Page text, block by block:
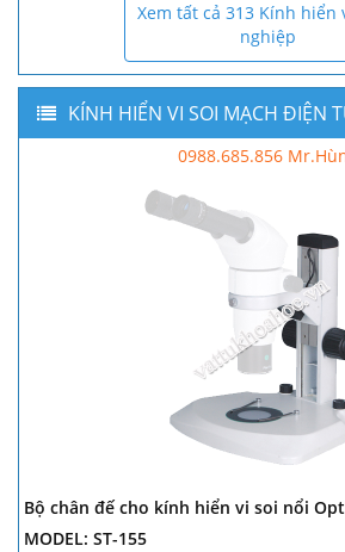
Xem tất cả 313 Kính hiển
nghiệp
KÍNH HIỂN VI SOI MẠCH ĐIỆN
0988.685.856
Bộ chân đế cho kính hiển vi soi nổi
MODEL: ST-155